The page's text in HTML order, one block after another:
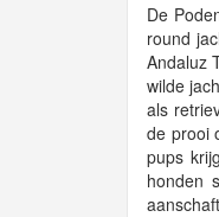
De
round
Andaluz
wilde
als
de prooi
pups
honden